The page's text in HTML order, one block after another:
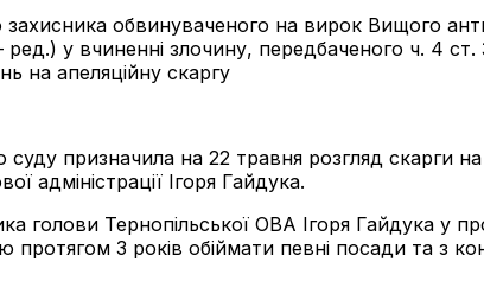
обвинуваченого на вирок Вищого
у вчиненні злочину, передбаченого ч. 4
на апеляційну скаргу
призначила на 22 травня розгляд скарги
адміністрації Ігоря Гайдука.
голови Тернопільської ОВА Ігоря Гайдука у
протягом 3 років обіймати певні посади та з